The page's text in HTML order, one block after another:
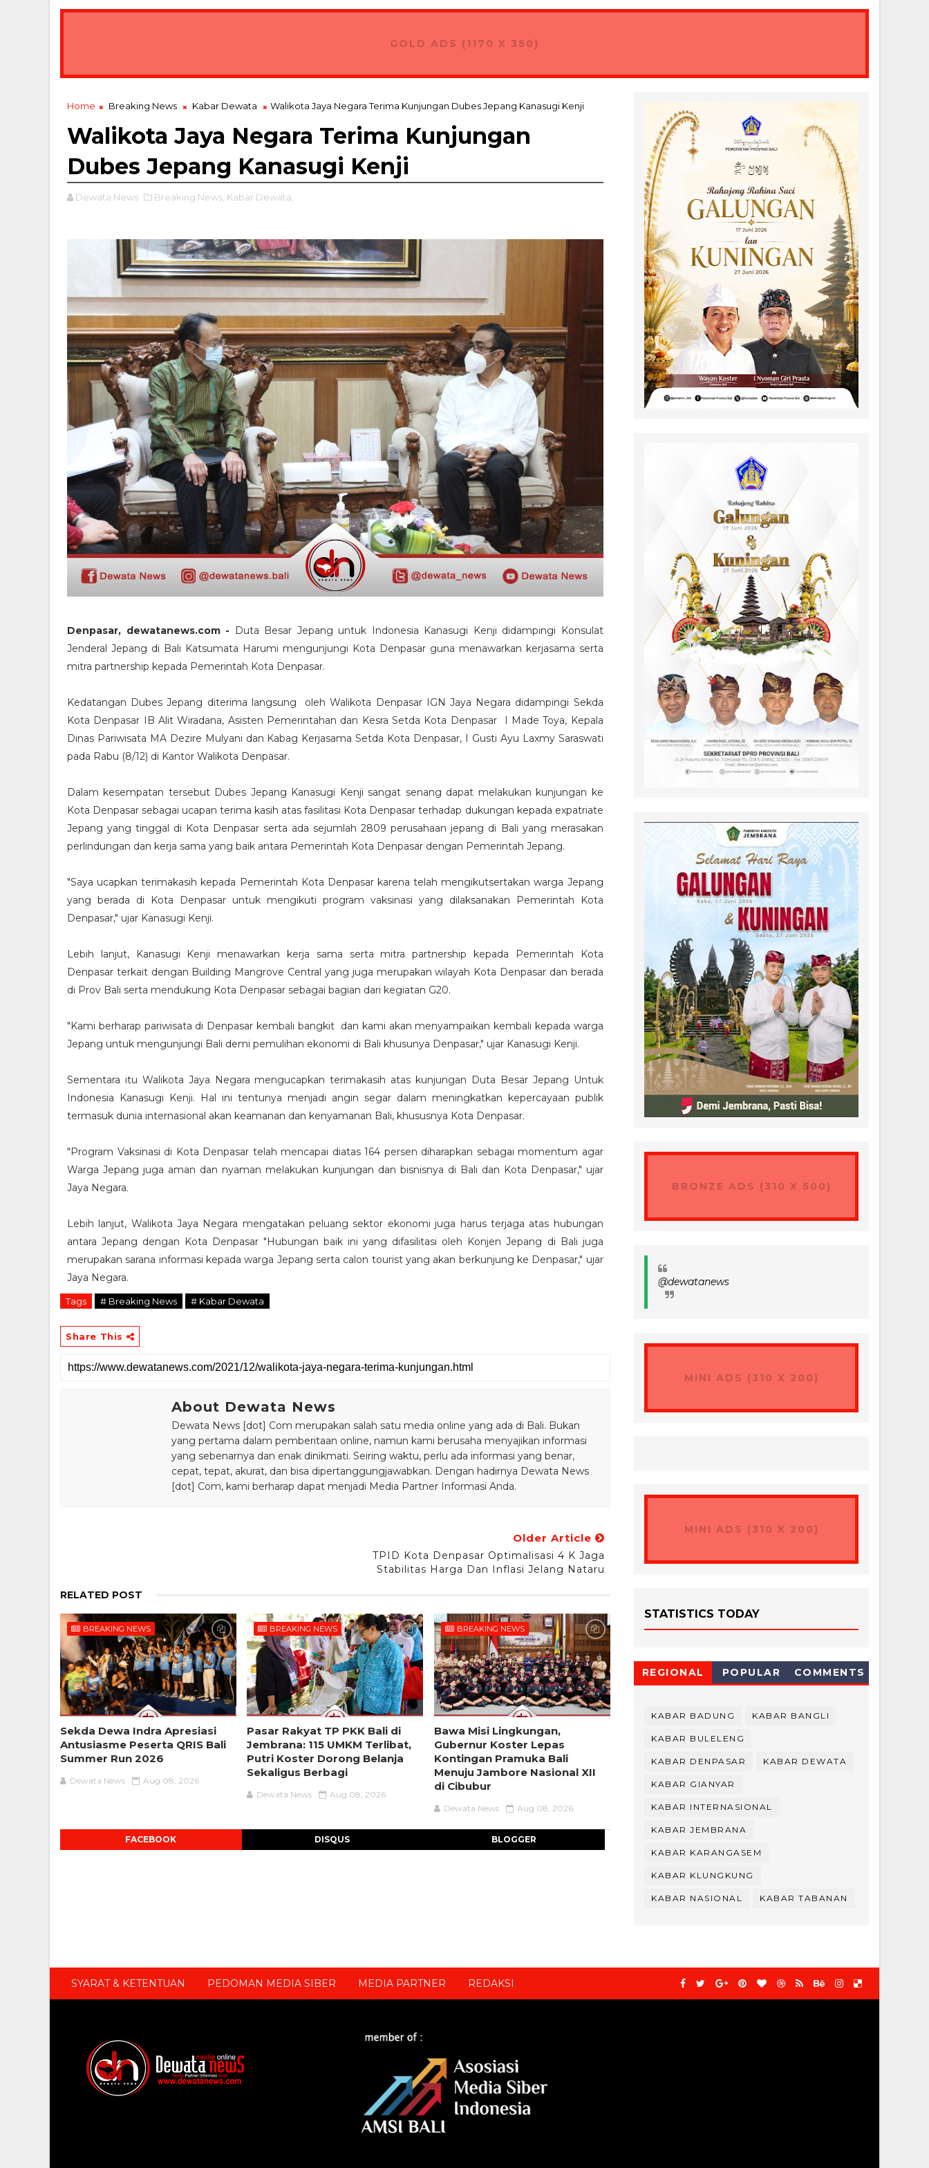
GOLD ADS (1170 X 350)
Home Breaking News Kabar Dewata Walikota Jaya Negara Terima Kunjungan Dubes Jepang Kanasugi Kenji
Walikota Jaya Negara Terima Kunjungan
Dubes Jepang Kanasugi Kenji
Dewata News Breaking News, Kabar Dewata,
Denpasar, dewatanews.com -
Duta Besar Jepang untuk Indonesia Kanasugi Kenji didampingi Konsulat
Jenderal Jepang di Bali Katsumata Harumi mengunjungi Kota Denpasar guna menawarkan kerjasama serta
mitra partnership kepada Pemerintah Kota Denpasar.
Kedatangan Dubes Jepang diterima langsung oleh Walikota Denpasar IGN Jaya Negara didampingi Sekda
Kota Denpasar IB Alit Wiradana, Asisten Pemerintahan dan Kesra Setda Kota Denpasar I Made Toya, Kepala
Dinas Pariwisata MA Dezire Mulyani dan Kabag Kerjasama Setda Kota Denpasar, I Gusti Ayu Laxmy Saraswati
pada Rabu (8/12) di Kantor Walikota Denpasar.
Dalam kesempatan tersebut Dubes Jepang Kanasugi Kenji sangat senang dapat melakukan kunjungan ke
Kota Denpasar sebagai ucapan terima kasih atas fasilitasi Kota Denpasar terhadap dukungan kepada expatriate
Jepang yang tinggal di Kota Denpasar serta ada sejumlah 2809 perusahaan jepang di Bali yang merasakan
perlindungan dan kerja sama yang baik antara Pemerintah Kota Denpasar dengan Pemerintah Jepang.
"Saya ucapkan terimakasih kepada Pemerintah Kota Denpasar karena telah mengikutsertakan warga Jepang
yang berada di Kota Denpasar untuk mengikuti program vaksinasi yang dilaksanakan Pemerintah Kota
Denpasar," ujar Kanasugi Kenji.
Lebih lanjut, Kanasugi Kenji menawarkan kerja sama serta mitra partnership kepada Pemerintah Kota
Denpasar terkait dengan Building Mangrove Central yang juga merupakan wilayah Kota Denpasar dan berada
di Prov Bali serta mendukung Kota Denpasar sebagai bagian dari kegiatan G20.
"Kami berharap pariwisata di Denpasar kembali bangkit dan kami akan menyampaikan kembali kepada warga
Jepang untuk mengunjungi Bali demi pemulihan ekonomi di Bali khusunya Denpasar," ujar Kanasugi Kenji.
Sementara itu Walikota Jaya Negara mengucapkan terimakasih atas kunjungan Duta Besar Jepang Untuk
Indonesia Kanasugi Kenji. Hal ini tentunya menjadi angin segar dalam meningkatkan kepercayaan publik
termasuk dunia internasional akan keamanan dan kenyamanan Bali, khususnya Kota Denpasar.
"Program Vaksinasi di Kota Denpasar telah mencapai diatas 164 persen diharapkan sebagai momentum agar
Warga Jepang juga aman dan nyaman melakukan kunjungan dan bisnisnya di Bali dan Kota Denpasar," ujar
Jaya Negara.
Lebih lanjut, Walikota Jaya Negara mengatakan peluang sektor ekonomi juga harus terjaga atas hubungan
antara Jepang dengan Kota Denpasar "Hubungan baik ini yang difasilitasi oleh Konjen Jepang di Bali juga
merupakan sarana informasi kepada warga Jepang serta calon tourist yang akan berkunjung ke Denpasar," ujar
Jaya Negara.
Tags # Breaking News # Kabar Dewata
Share This
About Dewata News
Dewata News [dot] Com merupakan salah satu media online yang ada di Bali. Bukan
yang pertama dalam pemberitaan online, namun kami berusaha menyajikan informasi
yang sebenarnya dan enak dinikmati. Seiring waktu, perlu ada informasi yang benar,
cepat, tepat, akurat, dan bisa dipertanggungjawabkan. Dengan hadirnya Dewata News
[dot] Com, kami berharap dapat menjadi Media Partner Informasi Anda.
Older Article
TPID Kota Denpasar Optimalisasi 4 K Jaga
Stabilitas Harga Dan Inflasi Jelang Nataru
RELATED POST
BREAKING NEWS
Sekda Dewa Indra Apresiasi
Antusiasme Peserta QRIS Bali
Summer Run 2026
Dewata News Aug 08, 2026
BREAKING NEWS
Pasar Rakyat TP PKK Bali di
Jembrana: 115 UMKM Terlibat,
Putri Koster Dorong Belanja
Sekaligus Berbagi
Dewata News Aug 08, 2026
BREAKING NEWS
Bawa Misi Lingkungan,
Gubernur Koster Lepas
Kontingan Pramuka Bali
Menuju Jambore Nasional XII
di Cibubur
Dewata News Aug 08, 2026
FACEBOOK DISQUS BLOGGER
BRONZE ADS (310 X 500)
@dewatanews
MINI ADS (310 X 200)
MINI ADS (310 X 200)
STATISTICS TODAY
REGIONAL POPULAR COMMENTS
KABAR BADUNG KABAR BANGLI
KABAR BULELENG
KABAR DENPASAR KABAR DEWATA
KABAR GIANYAR
KABAR INTERNASIONAL
KABAR JEMBRANA
KABAR KARANGASEM
KABAR KLUNGKUNG
KABAR NASIONAL KABAR TABANAN
SYARAT & KETENTUAN PEDOMAN MEDIA SIBER MEDIA PARTNER REDAKSI